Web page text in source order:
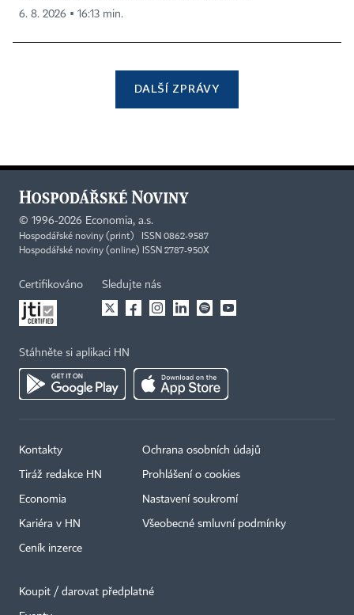
6. 8. 2026 ▪ 16:13 min.
DALŠÍ ZPRÁVY
© 1996-2026 Economia, a.s.
Hospodářské noviny (print) ISSN 0862-9587
Hospodářské noviny (online) ISSN 2787-950X
Certifikováno Sledujte nás
Stáhněte si aplikaci HN
Kontakty
Tiráž redakce HN
Economia
Kariéra v HN
Ceník inzerce
Ochrana osobních údajů
Prohlášení o cookies
Nastavení soukromí
Všeobecné smluvní podmínky
Koupit / darovat předplatné